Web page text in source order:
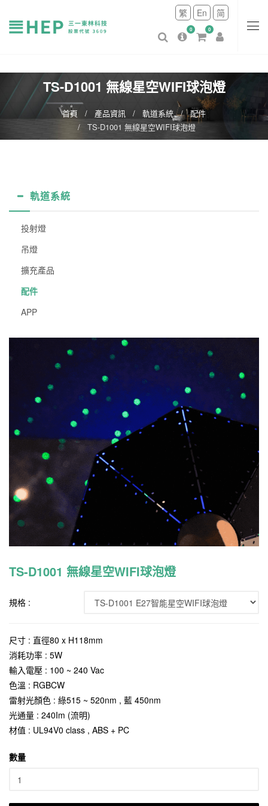
繁 En 简
0 0
TS-D1001 無線星空WIFI球泡燈
首頁 產品資訊 軌道系統
配件
TS-D1001 無線星空WIFI球泡燈
軌道系統
投射燈
吊燈
擴充產品
配件
APP
TS-D1001 無線星空WIFI球泡燈
規格 :
尺寸 : 直徑80 x H118mm
消耗功率 : 5W
輸入電壓 : 100 ~ 240 Vac
色溫 : RGBCW
雷射光顏色 : 綠515 ~ 520nm , 藍 450nm
光通量 : 240Im (流明)
材值 : UL94V0 class , ABS + PC
數量